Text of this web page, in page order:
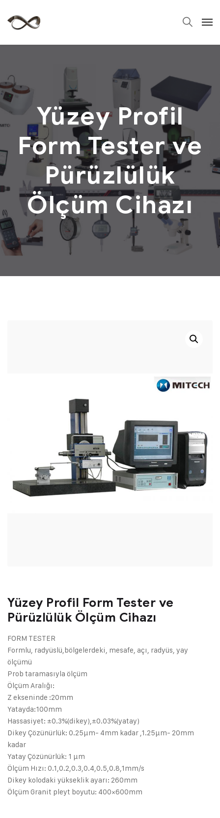
Yüzey Profil
Form Tester ve
Pürüzlülük
Ölçüm Cihazı
Yüzey Profil Form Tester ve
Pürüzlülük Ölçüm Cihazı
FORM TESTER
Formlu, radyüslü,bölgelerdeki, mesafe, açı, radyüs, yay
ölçümü
Prob taramasıyla ölçüm
Ölçüm Aralığı:
Z ekseninde :20mm
Yatayda:100mm
Hassasiyet: ±0.3%(dikey),±0.03%(yatay)
Dikey Çözünürlük: 0.25μm- 4mm kadar ,1.25μm- 20mm
kadar
Yatay Çözünürlük: 1 μm
Ölçüm Hızı: 0.1,0.2,0.3,0.4,0.5,0.8,1mm/s
Dikey kolodaki yükseklik ayarı: 260mm
Ölçüm Granit pleyt boyutu: 400×600mm